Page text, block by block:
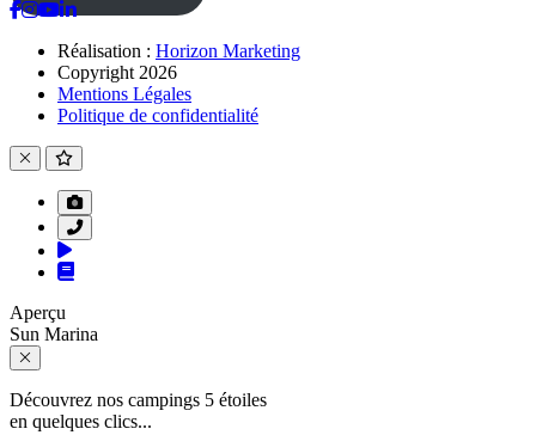
Réalisation : Horizon Marketing
Copyright 2026
Mentions Légales
Politique de confidentialité
Aperçu
Sun Marina
Découvrez nos campings 5 étoiles
en quelques clics...